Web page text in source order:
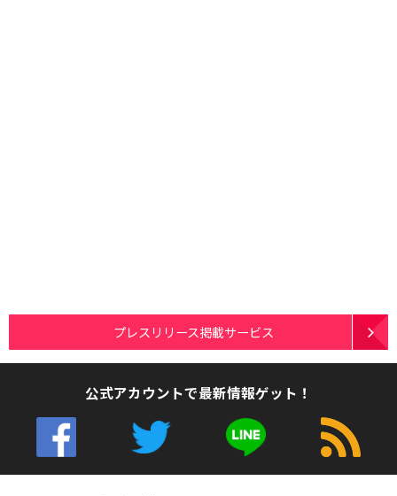
プレスリリース掲載サービス
公式アカウントで最新情報ゲット！